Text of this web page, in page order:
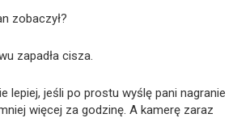
zobaczył?
zapadła cisza.
lepiej, jeśli po prostu wyślę pani nagranie
więcej za godzinę. A kamerę zaraz